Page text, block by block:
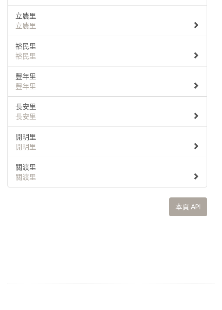
立農里
立農里
裕民里
裕民里
豐年里
豐年里
長安里
長安里
開明里
開明里
關渡里
關渡里
本頁 API